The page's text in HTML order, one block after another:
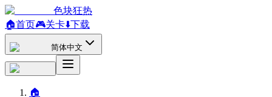
色块狂热
🏠首页🎮关卡⬇️下载
简体中文
🏠